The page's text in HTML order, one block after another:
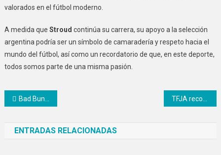
valorados en el fútbol moderno.
A medida que Stroud continúa su carrera, su apoyo a la selección
argentina podría ser un símbolo de camaradería y respeto hacia el
mundo del fútbol, así como un recordatorio de que, en este deporte,
todos somos parte de una misma pasión.
Navegación
entradas
Bad Bunny expresa su apoyo a Venezuela desde Londres con valentía TFJA reconsidera el caso de la megadeuda entre SAT y Nuevo León
ENTRADAS RELACIONADAS